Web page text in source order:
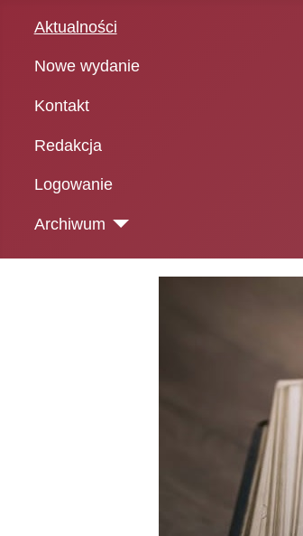
Aktualności
Nowe wydanie
Kontakt
Redakcja
Logowanie
Archiwum